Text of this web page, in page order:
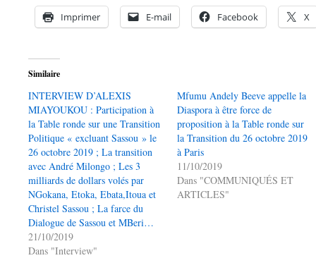
Imprimer E-mail Facebook X
Similaire
INTERVIEW D’ALEXIS
MIAYOUKOU : Participation à
la Table ronde sur une Transition
Politique « excluant Sassou » le
26 octobre 2019 ; La transition
avec André Milongo ; Les 3
milliards de dollars volés par
NGokana, Etoka, Ebata,Itoua et
Christel Sassou ; La farce du
Dialogue de Sassou et MBeri…
21/10/2019
Dans "Interview"
Mfumu Andely Beeve appelle la
Diaspora à être force de
proposition à la Table ronde sur
la Transition du 26 octobre 2019
à Paris
11/10/2019
Dans "COMMUNIQUÉS ET
ARTICLES"